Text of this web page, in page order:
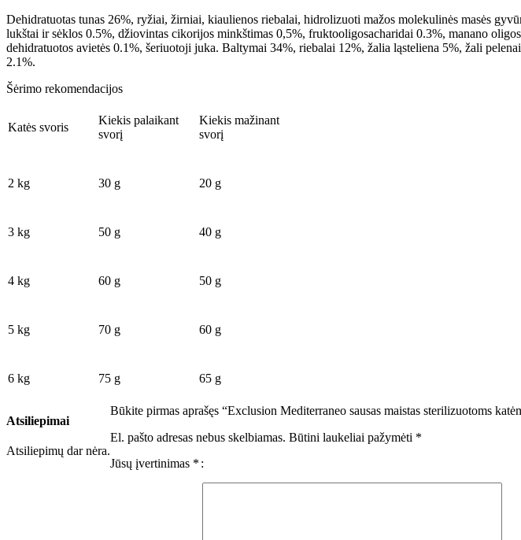
Dehidratuotas tunas 26%, ryžiai, žirniai, kiaulienos riebalai, hidrolizuoti mažos molekulinės masės
lukštai ir sėklos 0.5%, džiovintas cikorijos minkštimas 0,5%, fruktooligosacharidai 0.3%, manano
dehidratuotos avietės 0.1%, šeriuotoji juka. Baltymai 34%, riebalai 12%, žalia ląsteliena 5%, žali
2.1%.
Šėrimo rekomendacijos
Katės svoris
Kiekis palaikant
svorį
Kiekis mažinant
svorį
2 kg 30 g 20 g
3 kg 50 g 40 g
4 kg 60 g 50 g
5 kg 70 g 60 g
6 kg 75 g 65 g
Atsiliepimai
Atsiliepimų dar nėra.
Būkite pirmas aprašęs “Exclusion Mediterraneo sausas maistas sterilizuotoms
El. pašto adresas nebus skelbiamas. Būtini laukeliai pažymėti *
Jūsų įvertinimas *